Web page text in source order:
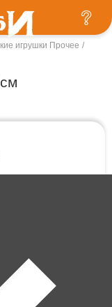
игрушки Прочее